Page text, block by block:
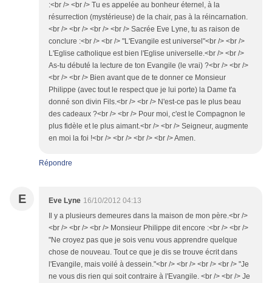
:<br /> <br /> Tu es appelée au bonheur éternel, à la
résurrection (mystérieuse) de la chair, pas à la réincarnation.
<br /> <br /> <br /> <br /> Sacrée Eve Lyne, tu as raison de
conclure :<br /> <br /> "L'Evangile est universel"<br /> <br />
L'Eglise catholique est bien l'Eglise universelle.<br /> <br />
As-tu débuté la lecture de ton Evangile (le vrai) ?<br /> <br />
<br /> <br /> Bien avant que de te donner ce Monsieur
Philippe (avec tout le respect que je lui porte) la Dame t'a
donné son divin Fils.<br /> <br /> N'est-ce pas le plus beau
des cadeaux ?<br /> <br /> Pour moi, c'est le Compagnon le
plus fidèle et le plus aimant.<br /> <br /> Seigneur, augmente
en moi la foi !<br /> <br /> <br /> <br /> Amen.
Répondre
E Eve Lyne 16/10/2012 04:13
Il y a plusieurs demeures dans la maison de mon père.<br />
<br /> <br /> <br /> Monsieur Philippe dit encore :<br /> <br />
"Ne croyez pas que je sois venu vous apprendre quelque
chose de nouveau. Tout ce que je dis se trouve écrit dans
l'Evangile, mais voilé à dessein."<br /> <br /> <br /> <br /> "Je
ne vous dis rien qui soit contraire à l'Evangile. <br /> <br /> Je